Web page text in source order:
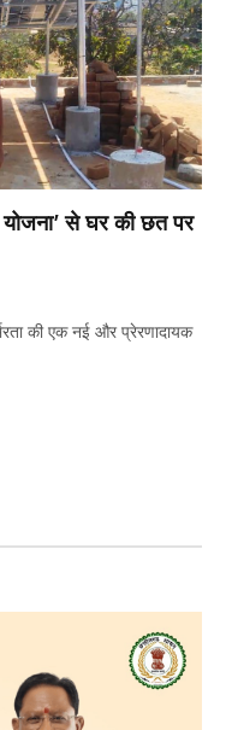
योजना’ से घर की छत पर
की एक नई और प्रेरणादायक